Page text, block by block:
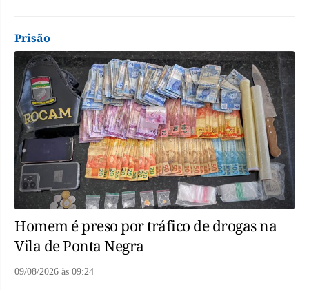
Prisão
Homem é preso por tráfico de drogas na
Vila de Ponta Negra
09/08/2026 às 09:24